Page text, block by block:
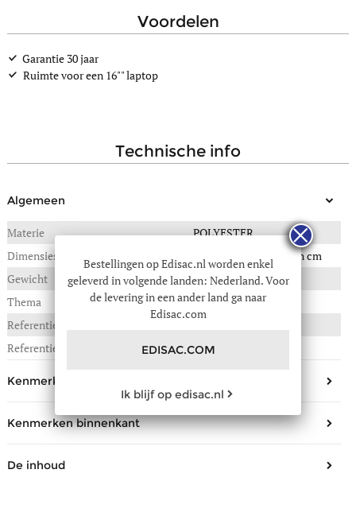
voordelen
Garantie 30 jaar
Ruimte voor een 16"" laptop
technische info
Algemeen
Materie
POLYESTER
Dimensies
32(B) x 26(L) x 42(H) in cm
Gewicht
0,670 kg
Thema
Pbg authentic
Referentie :
Referentie fabrikant
Pinnacle
Kenmerken buitenkant
Meisje, Jongen
Aantal zakken vooraan
Kenmerken binnenkant
De inhoud
Bestellingen op Edisac.nl worden enkel
geleverd in volgende landen: Nederland. Voor
de levering in een ander land ga naar
Edisac.com
EDISAC.COM
Ik blijf op edisac.nl